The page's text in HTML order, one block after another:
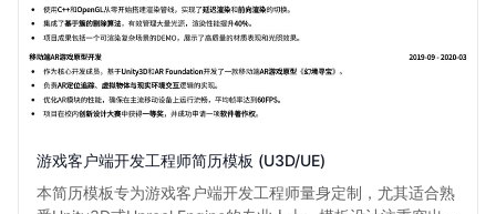
游戏客户端开发工程师简历模板 (U3D/UE)
本简历模板专为游戏客户端开发工程师量身定制，尤其适合熟